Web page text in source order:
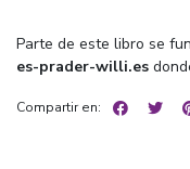
Parte de este libro se
es-prader-willi.es
Compartir en: